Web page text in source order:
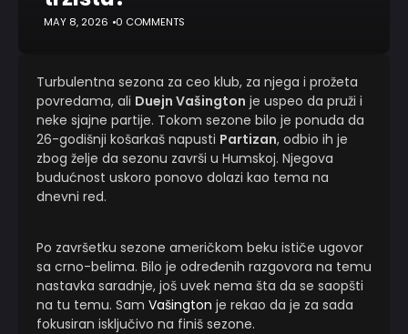
MAY 8, 2026 0 COMMENTS
Turbulentna sezona za ceo klub, za njega i prožeta
povredama, ali Duejn Vašington je uspeo da pruži i
neke sjajne partije. Tokom sezone bilo je ponuda da
26-godišnji košarkaš napusti Partizan, odbio ih je
zbog želje da sezonu završi u Humskoj. Njegova
budućnost uskoro ponovo dolazi kao tema na
dnevni red.
Po završetku sezone američkom beku ističe ugovor
sa crno-belima. Bilo je određenih razgovora na temu
nastavka saradnje, još uvek nema šta da se saopšti
na tu temu. Sam Vašington je rekao da je za sada
fokusiran isključivo na finiš sezone.